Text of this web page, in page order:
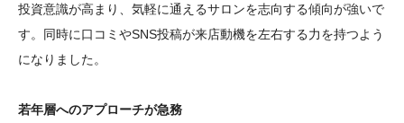
投資意識が高まり、気軽に通えるサロンを志向する傾向が強いで
す。同時に口コミやSNS投稿が来店動機を左右する力を持つよう
になりました。
若年層へのアプローチが急務